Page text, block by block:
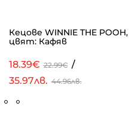
Кецове WINNIE THE POOH,
цвят: Кафяв
18.39€ 22.99€ /
35.97лв. 44.96лв.